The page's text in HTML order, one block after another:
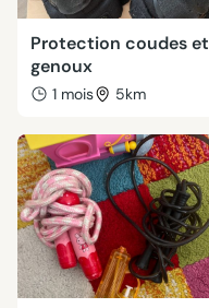
Protection coudes et
genoux
1 mois 5km